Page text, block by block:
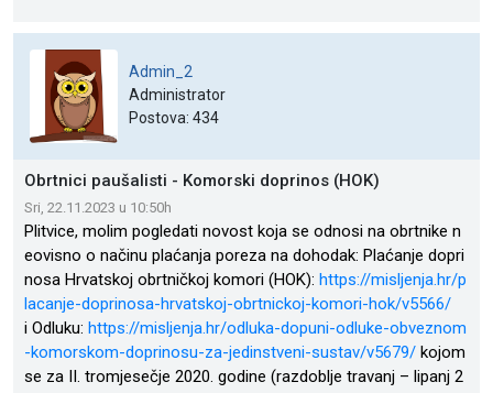
Admin_2
Administrator
Postova: 434
Obrtnici paušalisti - Komorski doprinos (HOK)
Sri, 22.11.2023 u 10:50h
Plitvice, molim pogledati novost koja se odnosi na obrtnike n
eovisno o načinu plaćanja poreza na dohodak: Plaćanje dopri
nosa Hrvatskoj obrtničkoj komori (HOK): https://misljenja.hr/p
lacanje-doprinosa-hrvatskoj-obrtnickoj-komori-hok/v5566/
i Odluku: https://misljenja.hr/odluka-dopuni-odluke-obveznom
-komorskom-doprinosu-za-jedinstveni-sustav/v5679/ kojom
se za II. tromjesečje 2020. godine (razdoblje travanj – lipanj 2